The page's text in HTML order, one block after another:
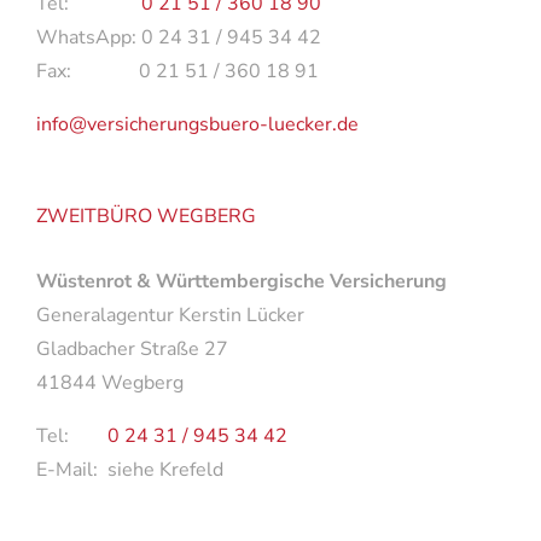
WhatsApp: 0 24 31 / 945 34 42
Fax: 0 21 51 / 360 18 91
info@versicherungsbuero-luecker.de
ZWEITBÜRO WEGBERG
Wüstenrot & Württembergische Versicherung
Generalagentur Kerstin Lücker
Gladbacher Straße 27
41844 Wegberg
Tel: 0 24 31 / 945 34 42
E-Mail: siehe Krefeld